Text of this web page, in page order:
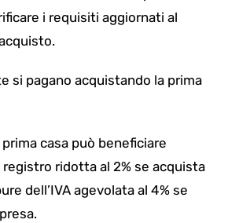
i requisiti aggiornati al
si pagano acquistando la prima
casa può beneficiare
registro ridotta al 2% se acquista
dell’IVA agevolata al 4% se